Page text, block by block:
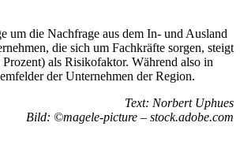
um die Nachfrage aus dem In- und Ausland
die sich um Fachkräfte sorgen, steigt
als Risikofaktor. Während also in
der Unternehmen der Region.
Text: Norbert Uphues
Bild: ©magele-picture – stock.adobe.com